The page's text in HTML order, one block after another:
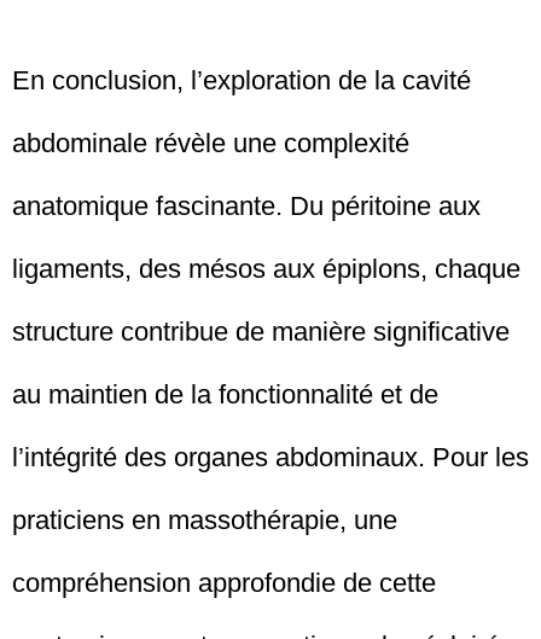
En conclusion, l’exploration de la cavité
abdominale révèle une complexité
anatomique fascinante. Du péritoine aux
ligaments, des mésos aux épiplons, chaque
structure contribue de manière significative
au maintien de la fonctionnalité et de
l’intégrité des organes abdominaux. Pour les
praticiens en massothérapie, une
compréhension approfondie de cette